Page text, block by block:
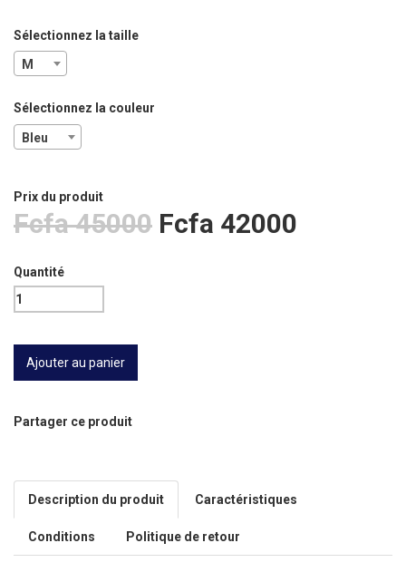
Sélectionnez la taille
M
Sélectionnez la couleur
Bleu
Prix ​​du produit
Fcfa 45000 Fcfa 42000
Quantité
Partager ce produit
Description du produit Caractéristiques
Conditions Politique de retour